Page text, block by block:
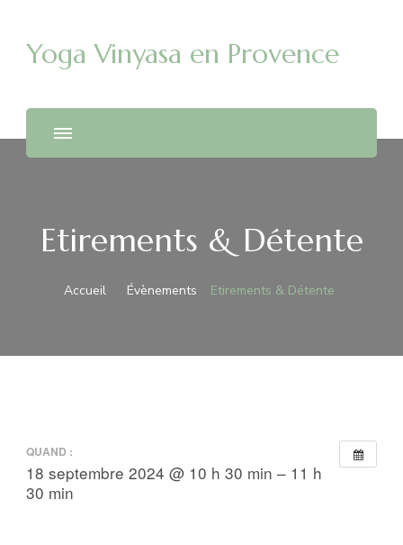
Yoga Vinyasa en Provence
Etirements & Détente
Accueil Évènements Etirements & Détente
QUAND :
18 septembre 2024 @ 10 h 30 min – 11 h
30 min